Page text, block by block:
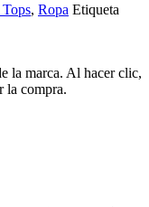
, Ropa Etiqueta
la marca. Al hacer clic,
la compra.